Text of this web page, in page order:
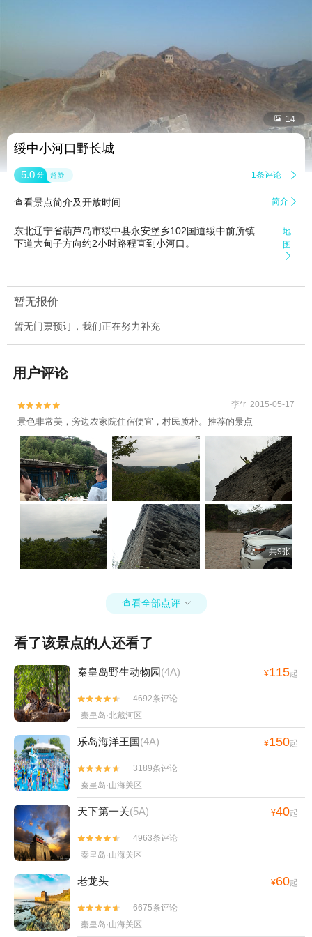
 14
绥中小河口野长城
5.0 分 超赞 1条评论 
查看景点简介及开放时间 简介 
东北辽宁省葫芦岛市绥中县永安堡乡102国道绥中前所镇
下道大甸子方向约2小时路程直到小河口。
地
图

暂无报价
暂无门票预订，我们正在努力补充
用户评论

 李*r 2015-05-17
景色非常美，旁边农家院住宿便宜，村民质朴。推荐的景点
共9张
查看全部点评 
看了该景点的人还看了
秦皇岛野生动物园(4A) ¥115起


4692条评论
秦皇岛·北戴河区
乐岛海洋王国(4A) ¥150起


3189条评论
秦皇岛·山海关区
天下第一关(5A) ¥40起


4963条评论
秦皇岛·山海关区
老龙头 ¥60起


6675条评论
秦皇岛·山海关区